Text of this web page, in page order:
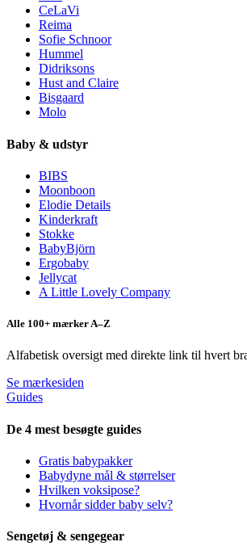
CeLaVi
Reima
Sofie Schnoor
Hummel
Didriksons
Hust and Claire
Bisgaard
Molo
Baby & udstyr
BIBS
Moonboon
Elodie Details
Kinderkraft
Stokke
BabyBjörn
Ergobaby
Jellycat
A Little Lovely Company
Alle 100+ mærker A–Z
Alfabetisk oversigt med direkte link til hvert
Se mærkesiden
Guides
De 4 mest besøgte guides
Gratis babypakker
Babydyne mål & størrelser
Hvilken voksipose?
Hvornår sidder baby selv?
Sengetøj & sengegear